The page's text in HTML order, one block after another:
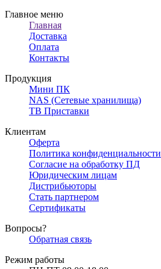
Главное меню
Главная
Доставка
Оплата
Контакты
Продукция
Мини ПК
NAS (Сетевые хранилища)
ТВ Приставки
Клиентам
Оферта
Политика конфиденциальности
Согласие на обработку ПД
Юридическим лицам
Дистрибьюторы
Стать партнером
Сертификаты
Вопросы?
Обратная связь
Режим работы